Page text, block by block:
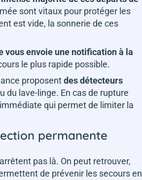
sont vitaux pour protéger les
est vide, la sonnerie de ces
vous envoie une notification à la
le plus rapide possible.
proposentdes détecteurs
du lave-linge. En cas de rupture
qui permet de limiter la
permanente
pas là. On peut retrouver,
de prévenir les secours en